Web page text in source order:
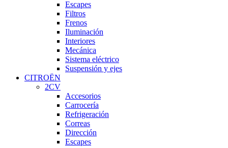
Escapes
Filtros
Frenos
Iluminación
Interiores
Mecánica
Sistema eléctrico
Suspensión y ejes
CITROËN
2CV
Accesorios
Carrocería
Refrigeración
Correas
Dirección
Escapes